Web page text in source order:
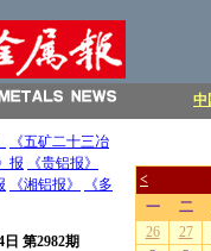
《五矿二十三冶
报
《贵铝报》
《湘铝报》
《多
日 第2982期
中